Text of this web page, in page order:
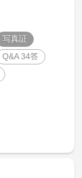
写真証
Q&A 34答